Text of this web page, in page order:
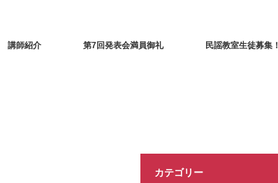
講師紹介 第7回発表会満員御礼 民謡教室生徒募集！
カテゴリー